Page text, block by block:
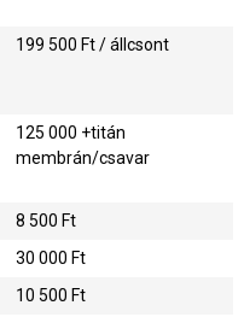
199 500 Ft / állcsont
125 000 +titán
membrán/csavar
8 500 Ft
30 000 Ft
10 500 Ft